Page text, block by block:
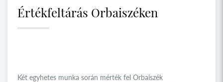
Értékfeltárás Orbaiszéken
Két egyhetes munka során mérték fel Orbaiszék